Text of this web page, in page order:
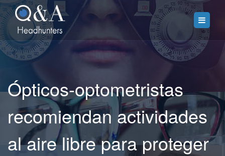
Ópticos-optometristas
recomiendan actividades
al aire libre para proteger